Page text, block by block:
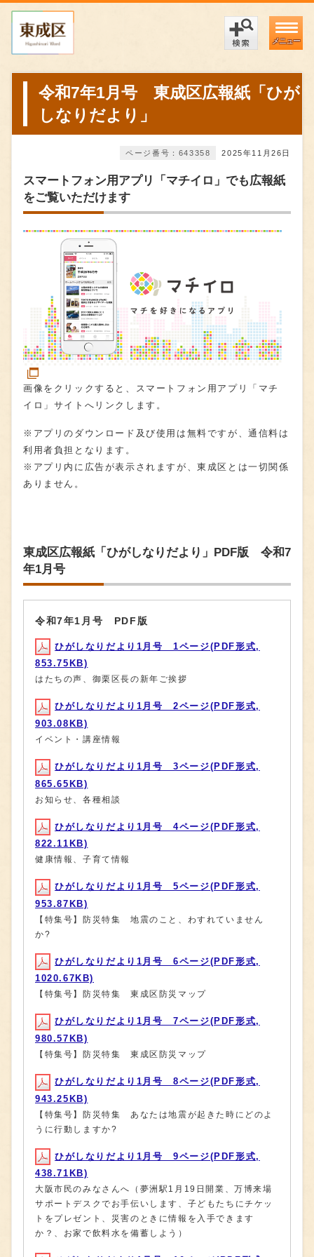
メニュー
令和7年1月号 東成区広報紙「ひが
しなりだより」
2025年11月26日
ページ番号：643358
スマートフォン用アプリ「マチイロ」でも広報紙
をご覧いただけます
画像をクリックすると、スマートフォン用アプリ「マチ
イロ」サイトへリンクします。
※アプリのダウンロード及び使用は無料ですが、通信料は
利用者負担となります。
※アプリ内に広告が表示されますが、東成区とは一切関係
ありません。
東成区広報紙「ひがしなりだより」PDF版 令和7
年1月号
令和7年1月号 PDF版
ひがしなりだより1月号 1ページ(PDF形式,
853.75KB)
はたちの声、御栗区長の新年ご挨拶
ひがしなりだより1月号 2ページ(PDF形式,
903.08KB)
イベント・講座情報
ひがしなりだより1月号 3ページ(PDF形式,
865.65KB)
お知らせ、各種相談
ひがしなりだより1月号 4ページ(PDF形式,
822.11KB)
健康情報、子育て情報
ひがしなりだより1月号 5ページ(PDF形式,
953.87KB)
【特集号】防災特集 地震のこと、わすれていません
か?
ひがしなりだより1月号 6ページ(PDF形式,
1020.67KB)
【特集号】防災特集 東成区防災マップ
ひがしなりだより1月号 7ページ(PDF形式,
980.57KB)
【特集号】防災特集 東成区防災マップ
ひがしなりだより1月号 8ページ(PDF形式,
943.25KB)
【特集号】防災特集 あなたは地震が起きた時にどのよ
うに行動しますか?
ひがしなりだより1月号 9ページ(PDF形式,
438.71KB)
大阪市民のみなさんへ（夢洲駅1月19日開業、万博来場
サポートデスクでお手伝いします、子どもたちにチケッ
トをプレゼント、災害のときに情報を入手できます
か？、お家で飲料水を備蓄しよう）